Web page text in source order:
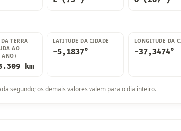
TERRA
AO
ANO)
km
LATITUDE DA CIDADE
-5,1837°
LONGITUDE DA
-37,3474°
segundo; os demais valores valem para o dia inteiro.